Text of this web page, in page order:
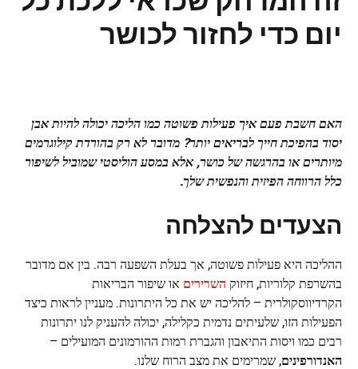
יום כדי לחזור לכושר
האם חשבת פעם איך פעילות פשוטה כמו הליכה יכולה להיות אבן
יסוד בהפיכת חייך לבריאים יותר? מדובר לא רק בהורדת קילוגרמים
מיותרים או בהרגשה של כושר, אלא במסע הוליסטי שמוביל לשיפור
כלל הרווחה הפיזית והנפשית שלך.
הצעדים להצלחה
ההליכה היא פעילות פשוטה, אך בעלת השפעה רבה. בין אם מדובר
בהשרפת קלוריות, חיזוק השרירים או שיפור הבריאות
הקרדיווסקולרית – להליכה יש את כל היתרונות. מעניין לראות כיצד
הפעילות הזו, שלעיתים נדמית כקלילה, יכולה להעניק לנו יתרונות
רבים כמו ויסות התיאבון והגברת רמות ההורמונים המועילים –
האנדורפינים, שמרימים את מצב הרוח שלנו.